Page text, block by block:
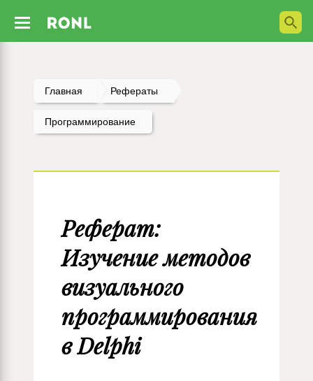
Главная Рефераты
Программирование
Реферат:
Изучение методов
визуального
программирования
в Delphi